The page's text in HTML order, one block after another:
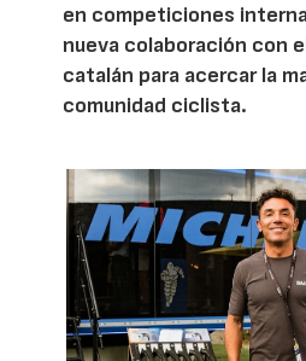
en competiciones
nueva colaboración con
catalán para acercar la
comunidad ciclista.